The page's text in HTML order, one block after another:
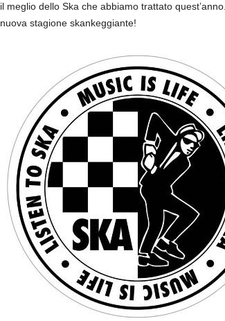
il meglio dello Ska che abbiamo trattato
nuova stagione skankeggiante!